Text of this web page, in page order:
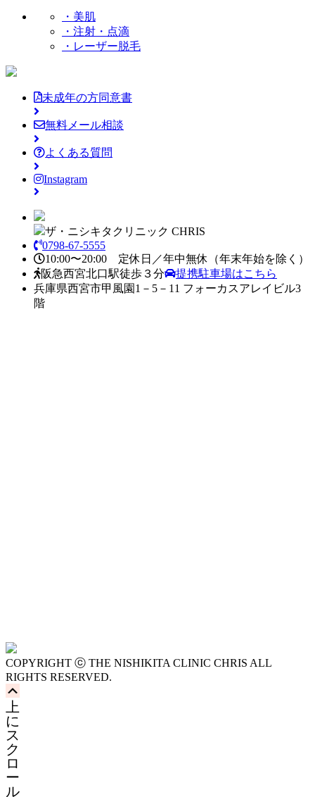
・美肌
・注射・点滴
・レーザー脱毛
未成年の方同意書
無料メール相談
よくある質問
Instagram
ザ・ニシキタクリニック CHRIS
0798-67-5555
10:00〜20:00 定休日／年中無休 （年末年始を除く）
阪急西宮北口駅徒歩３分
提携駐車場はこちら
兵庫県西宮市甲風園1－5－11 フォーカスアレイビル3
階
COPYRIGHT ⓒ THE NISHIKITA CLINIC CHRIS ALL
RIGHTS RESERVED.
上
に
ス
ク
ロ
ー
ル